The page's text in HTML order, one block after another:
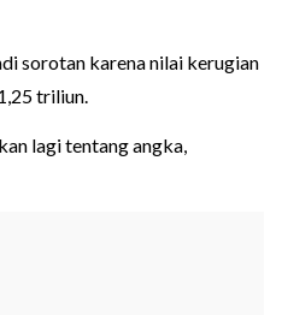
sorotan karena nilai kerugian
triliun.
lagi tentang angka,